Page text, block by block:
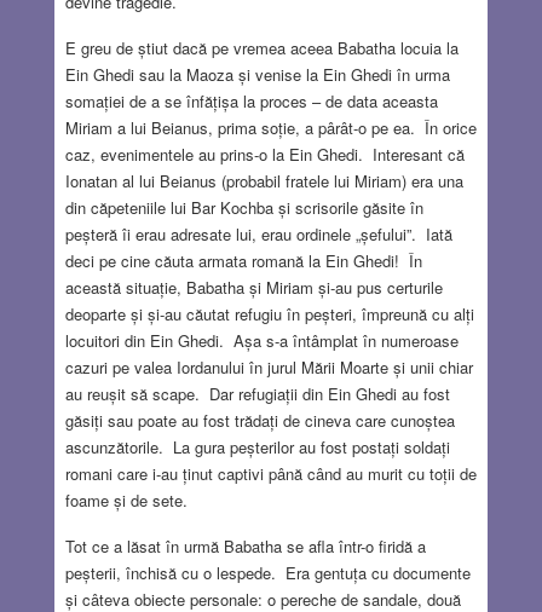
E greu de știut dacă pe vremea aceea Babatha locuia la
Ein Ghedi sau la Maoza și venise la Ein Ghedi în urma
somației de a se înfățișa la proces – de data aceasta
Miriam a lui Beianus, prima soție, a pârât-o pe ea. În orice
caz, evenimentele au prins-o la Ein Ghedi. Interesant că
Ionatan al lui Beianus (probabil fratele lui Miriam) era una
din căpeteniile lui Bar Kochba și scrisorile găsite în
peșteră îi erau adresate lui, erau ordinele „șefului”. Iată
deci pe cine căuta armata romană la Ein Ghedi! În
această situație, Babatha și Miriam și-au pus certurile
deoparte și și-au căutat refugiu în peșteri, împreună cu alți
locuitori din Ein Ghedi. Așa s-a întâmplat în numeroase
cazuri pe valea Iordanului în jurul Mării Moarte și unii chiar
au reușit să scape. Dar refugiații din Ein Ghedi au fost
găsiți sau poate au fost trădați de cineva care cunoștea
ascunzătorile. La gura peșterilor au fost postați soldați
romani care i-au ținut captivi până când au murit cu toții de
foame și de sete.
Tot ce a lăsat în urmă Babatha se afla într-o firidă a
peșterii, închisă cu o lespede. Era gentuța cu documente
și câteva obiecte personale: o pereche de sandale, două